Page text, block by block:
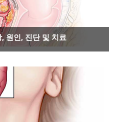
원인, 진단 및 치료